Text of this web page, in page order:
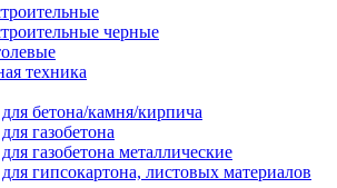
черные
техника
бетона/камня/кирпича
газобетона
газобетона металлические
гипсокартона, листовых материалов